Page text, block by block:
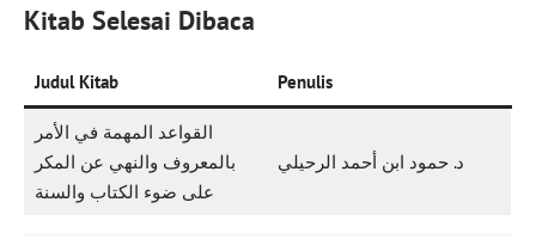
Kitab Selesai Dibaca
Judul Kitab Penulis
القواعد المهمة في الأمر
بالمعروف والنهي عن المكر
على ضوء الكتاب والسنة
د. حمود ابن أحمد الرحيلي